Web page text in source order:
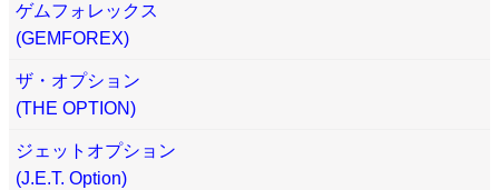
ゲムフォレックス
(GEMFOREX)
ザ・オプション
(THE OPTION)
ジェットオプション
(J.E.T. Option)